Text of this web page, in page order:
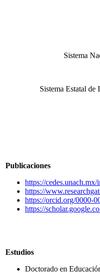
Sistema
Sistema Estatal
Publicaciones
https://
https://
https://orcid.org/0000-
https://
Estudios
Doctorado en